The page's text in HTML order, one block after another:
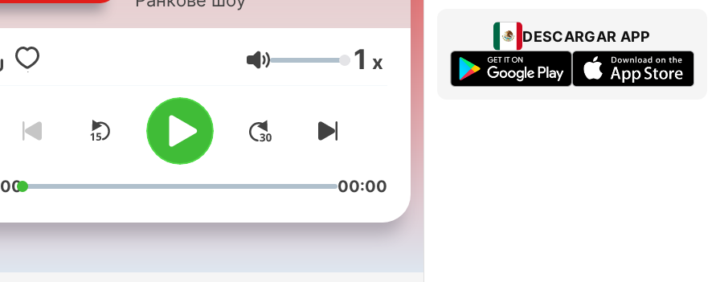
Volumen 1 x
00:00
DESCARGAR APP